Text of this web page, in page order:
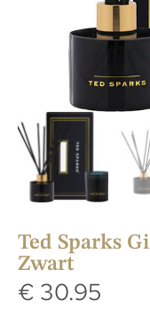
Ted Sparks
Zwart
€ 30.95